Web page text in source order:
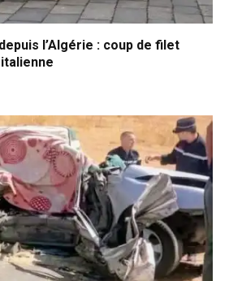
l’Algérie : coup de filet